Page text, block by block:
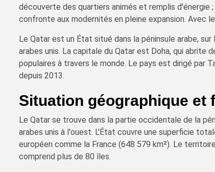
découverte des quartiers animés et remplis d'énergie
confronte aux modernités en pleine expansion. Avec
Le Qatar est un État situé dans la péninsule arabe,
arabes unis. La capitale du Qatar est Doha, qui
populaires à travers le monde. Le pays est dirigé par
depuis 2013.
Situation géographique et
Le Qatar se trouve dans la partie occidentale de la
arabes unis à l'ouest. L'État couvre une superficie
européen comme la France (648 579 km²). Le
comprend plus de 80 îles.